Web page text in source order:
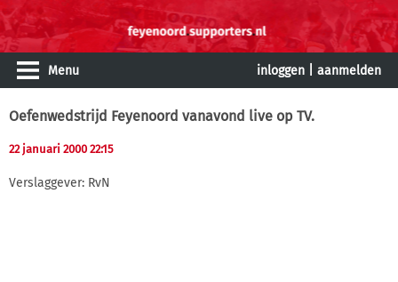
Menu inloggen aanmelden
Oefenwedstrijd Feyenoord vanavond live op TV.
22 januari 2000 22:15
Verslaggever: RvN